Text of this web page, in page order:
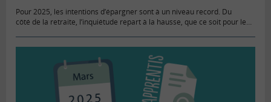
Pour 2025, les intentions d’épargner sont à un niveau record. Du
côté de la retraite, l’inquiétude repart à la hausse, que ce soit pour le